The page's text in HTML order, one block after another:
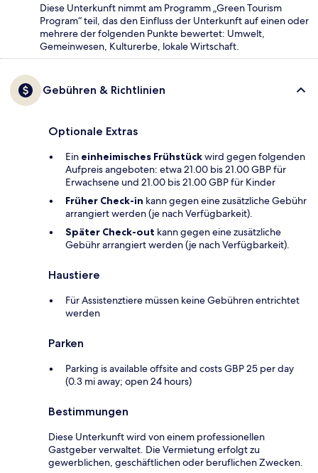
Diese Unterkunft nimmt am Programm „Green Tourism
Program“ teil, das den Einfluss der Unterkunft auf einen oder
mehrere der folgenden Punkte bewertet: Umwelt,
Gemeinwesen, Kulturerbe, lokale Wirtschaft.
Gebühren & Richtlinien
Optionale Extras
Ein einheimisches Frühstückwird gegen folgenden
Aufpreis angeboten: etwa 21.00 bis 21.00 GBP für
Erwachsene und 21.00 bis 21.00 GBP für Kinder
Früher Check-in kann gegen eine zusätzliche Gebühr
arrangiert werden (je nach Verfügbarkeit).
Später Check-out kann gegen eine zusätzliche
Gebühr arrangiert werden (je nach Verfügbarkeit).
Haustiere
Für Assistenztiere müssen keine Gebühren entrichtet
werden
Parken
Parking is available offsite and costs GBP 25 per day
(0.3 mi away; open 24 hours)
Bestimmungen
Diese Unterkunft wird von einem professionellen
Gastgeber verwaltet. Die Vermietung erfolgt zu
gewerblichen, geschäftlichen oder beruflichen Zwecken.